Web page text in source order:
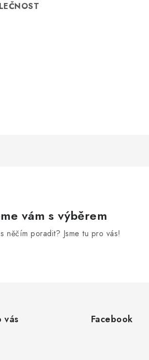
vám s výběrem
něčím poradit? Jsme tu pro vás!
vás Facebook